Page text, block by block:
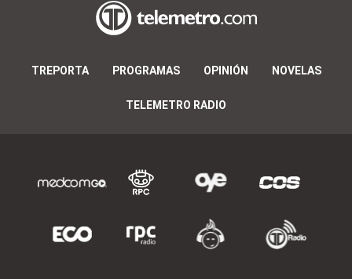
TREPORTA PROGRAMAS OPINIÓN NOVELAS
TELEMETRO RADIO